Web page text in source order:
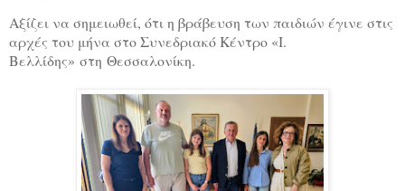
Αξίζει να σημειωθεί, ότι η βράβευση των παιδιών έγινε στις
αρχές του μήνα στο Συνεδριακό Κέντρο «Ι.
Βελλίδης» στη Θεσσαλονίκη.